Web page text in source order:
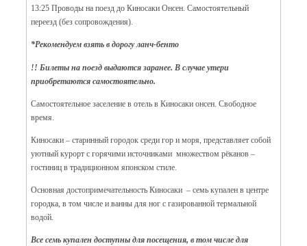
13:25 Проводы на поезд до Киносаки Онсен. Самостоятельный
переезд (без сопровождения).
*Рекомендуем взять в дорогу ланч-бенто
!! Билеты на поезд выдаются заранее. В случае утери
приобретаются самостоятельно.
Самостоятельное заселение в отель в Киносаки онсен. Свободное
время.
Киносаки – старинный городок среди гор и моря, представляет собой
уютный курорт с горячими источниками множеством рёканов –
гостиниц в традиционном японском стиле.
Основная достопримечательность Киносаки – семь купален в центре
городка, в том числе и ванны для ног с газированной термальной
водой.
Все семь купален доступны для посещения, в том числе для